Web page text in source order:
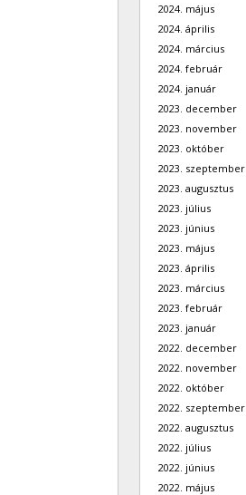
2024. május
2024. április
2024. március
2024. február
2024. január
2023. december
2023. november
2023. október
2023. szeptember
2023. augusztus
2023. július
2023. június
2023. május
2023. április
2023. március
2023. február
2023. január
2022. december
2022. november
2022. október
2022. szeptember
2022. augusztus
2022. július
2022. június
2022. május